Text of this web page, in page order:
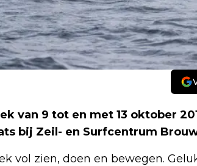
van 9 tot en met 13 oktober
bij Zeil- en Surfcentrum
vol zien, doen en bewegen.